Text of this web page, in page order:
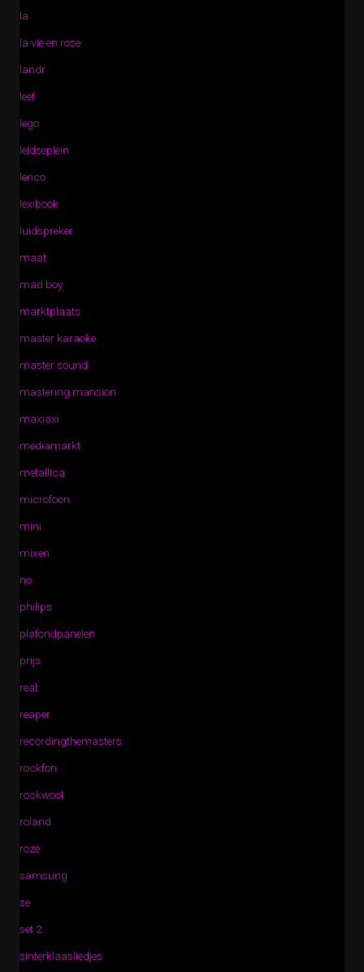
la
la vie en rose
landr
leef
lego
leidseplein
lenco
lexibook
luidspreker
maat
mad boy
marktplaats
master karaoke
master sound
mastering mansion
maxiaxi
mediamarkt
metallica
microfoon
mini
mixen
no
philips
plafondpanelen
prijs
real
reaper
recordingthemasters
rockfon
rockwool
roland
roze
samsung
se
set 2
sinterklaasliedjes